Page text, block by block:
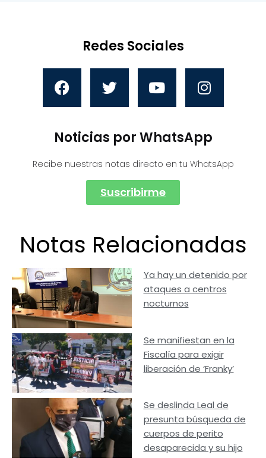
Redes Sociales
Noticias por WhatsApp
Recibe nuestras notas directo en tu WhatsApp
Suscribirme
Notas Relacionadas
Ya hay un detenido por
ataques a centros
nocturnos
Se manifiestan en la
Fiscalía para exigir
liberación de ‘Franky’
Se deslinda Leal de
presunta búsqueda de
cuerpos de perito
desaparecida y su hijo